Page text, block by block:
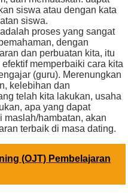
siswa atau dengan kata
siswa.
proses yang sangat
dengan
dan perbuatan kita, itu
memperbaiki cara kita
(guru). Merenungkan
kelebihan dan
telah kita lakukan, usaha
apa yang dapat
maslah/hambatan, akan
terbaik di masa dating.
(OJT) Pembelajaran